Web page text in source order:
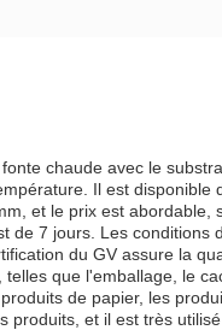
chaude avec le
Il est
et le prix est
de 7 jours. Les conditions
du GV assure la
que l'emballage, le
de papier, les
et il est très